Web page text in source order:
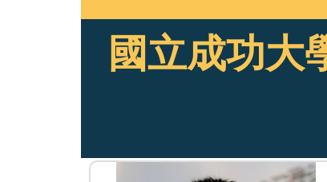
國立成功大